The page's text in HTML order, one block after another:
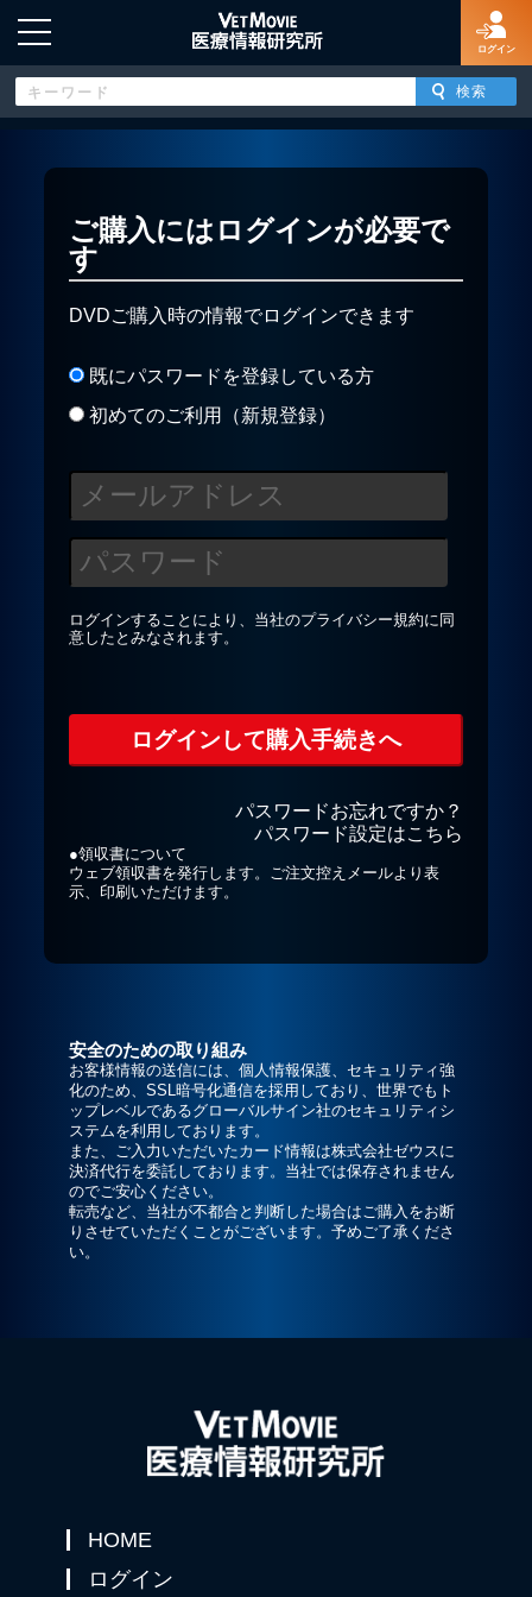
ログイン
新規登録
よくあるご質問
著作権について
プライバシーポリシー
ご購入にはログインが必要で
す
DVDご購入時の情報でログインできます
既にパスワードを登録している方
初めてのご利用（新規登録）
ログインすることにより、当社のプライバシー規約に同
意したとみなされます。
パスワードお忘れですか？
パスワード設定はこちら
●領収書について
ウェブ領収書を発行します。ご注文控えメールより表
示、印刷いただけます。
安全のための取り組み
お客様情報の送信には、個人情報保護、セキュリティ強
化のため、SSL暗号化通信を採用しており、世界でもト
ップレベルであるグローバルサイン社のセキュリティシ
ステムを利用しております。
また、ご入力いただいたカード情報は株式会社ゼウスに
決済代行を委託しております。当社では保存されません
のでご安心ください。
転売など、当社が不都合と判断した場合はご購入をお断
りさせていただくことがございます。予めご了承くださ
い。
HOME
ログイン